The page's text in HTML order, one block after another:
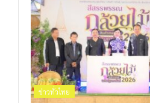
ข่าวทั่วไทย